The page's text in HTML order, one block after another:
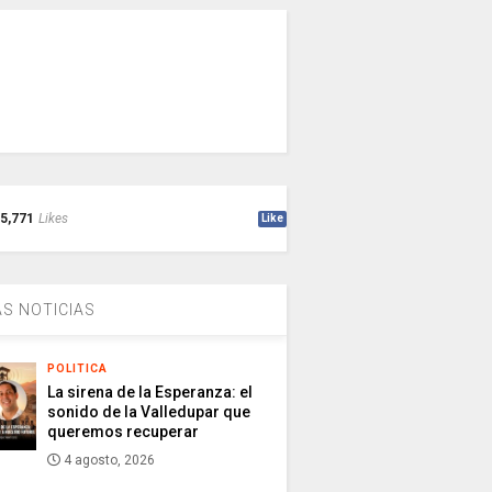
5,771 Likes Like
NOTICIAS
POLITICA
La sirena de la Esperanza: el
sonido de la Valledupar que
queremos recuperar
4 agosto, 2026